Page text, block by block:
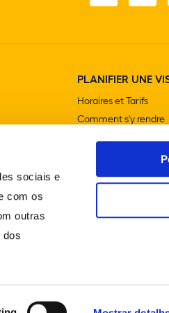
sociais e
com os
outras
dos
PLANIFIER UNE
Horaires et Tarifs
Comment s'y rendre
Cafétérias et